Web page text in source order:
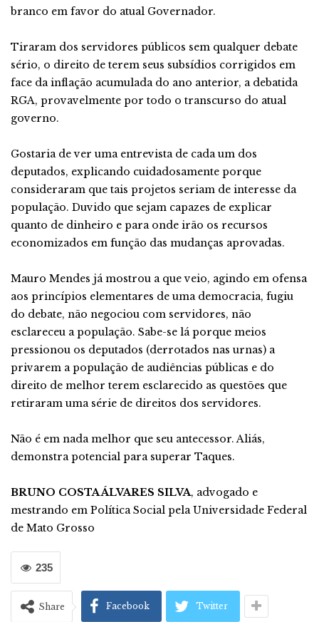
branco em favor do atual Governador.
Tiraram dos servidores públicos sem qualquer debate
sério, o direito de terem seus subsídios corrigidos em
face da inflação acumulada do ano anterior, a debatida
RGA, provavelmente por todo o transcurso do atual
governo.
Gostaria de ver uma entrevista de cada um dos
deputados, explicando cuidadosamente porque
consideraram que tais projetos seriam de interesse da
população. Duvido que sejam capazes de explicar
quanto de dinheiro e para onde irão os recursos
economizados em função das mudanças aprovadas.
Mauro Mendes já mostrou a que veio, agindo em ofensa
aos princípios elementares de uma democracia, fugiu
do debate, não negociou com servidores, não
esclareceu a população. Sabe-se lá porque meios
pressionou os deputados (derrotados nas urnas) a
privarem a população de audiências públicas e do
direito de melhor terem esclarecido as questões que
retiraram uma série de direitos dos servidores.
Não é em nada melhor que seu antecessor. Aliás,
demonstra potencial para superar Taques.
BRUNO COSTA ÁLVARES SILVA, advogado e
mestrando em Política Social pela Universidade Federal
de Mato Grosso
235
Share Facebook Twitter